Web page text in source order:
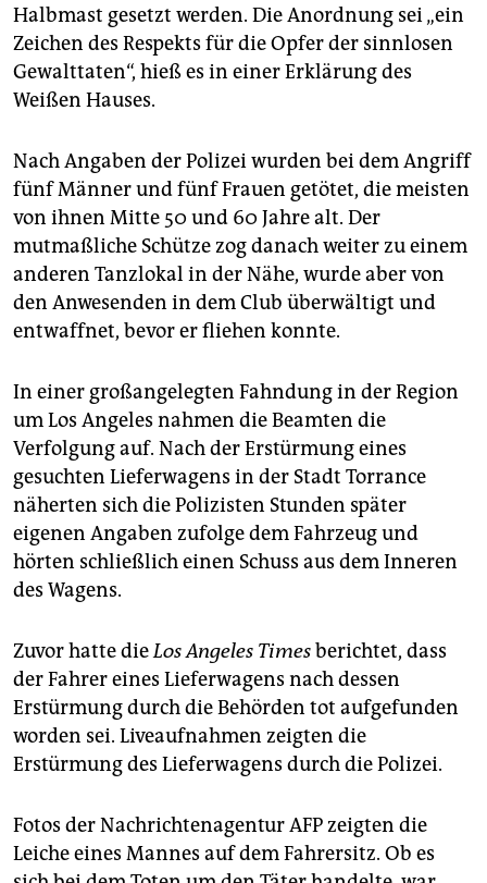
Halbmast gesetzt werden. Die Anordnung sei „ein
Zeichen des Respekts für die Opfer der sinnlosen
Gewalttaten“, hieß es in einer Erklärung des
Weißen Hauses.
Nach Angaben der Polizei wurden bei dem Angriff
fünf Männer und fünf Frauen getötet, die meisten
von ihnen Mitte 50 und 60 Jahre alt. Der
mutmaßliche Schütze zog danach weiter zu einem
anderen Tanzlokal in der Nähe, wurde aber von
den Anwesenden in dem Club überwältigt und
entwaffnet, bevor er fliehen konnte.
In einer großangelegten Fahndung in der Region
um Los Angeles nahmen die Beamten die
Verfolgung auf. Nach der Erstürmung eines
gesuchten Lieferwagens in der Stadt Torrance
näherten sich die Polizisten Stunden später
eigenen Angaben zufolge dem Fahrzeug und
hörten schließlich einen Schuss aus dem Inneren
des Wagens.
Zuvor hatte dieLos Angeles Timesberichtet, dass
der Fahrer eines Lieferwagens nach dessen
Erstürmung durch die Behörden tot aufgefunden
worden sei. Liveaufnahmen zeigten die
Erstürmung des Lieferwagens durch die Polizei.
Fotos der Nachrichtenagentur AFP zeigten die
Leiche eines Mannes auf dem Fahrersitz. Ob es